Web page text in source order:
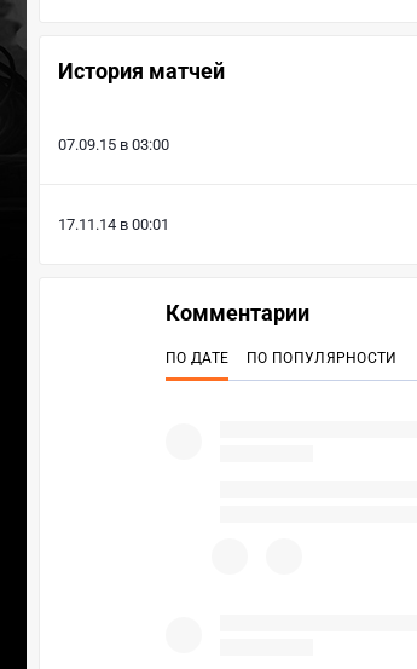
История матчей
07.09.15 в 03:00
17.11.14 в 00:01
Комментарии
ПО ДАТЕ ПО ПОПУЛЯРНОСТИ